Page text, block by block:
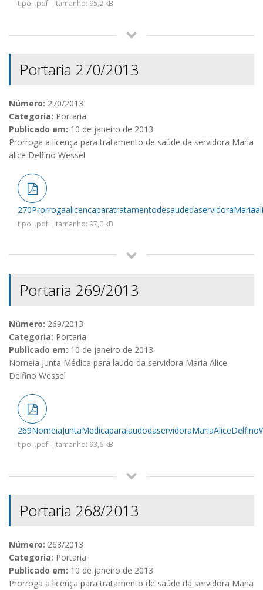
tipo: .pdf | tamanho: 95,2 kB
Portaria 270/2013
Número: 270/2013
Categoria: Portaria
Publicado em: 10 de janeiro de 2013
Prorroga a licença para tratamento de saúde da servidora Maria
alice Delfino Wessel
tipo: .pdf | tamanho: 97,0 kB
Portaria 269/2013
Número: 269/2013
Categoria: Portaria
Publicado em: 10 de janeiro de 2013
Nomeia Junta Médica para laudo da servidora Maria Alice
Delfino Wessel
tipo: .pdf | tamanho: 93,6 kB
Portaria 268/2013
Número: 268/2013
Categoria: Portaria
Publicado em: 10 de janeiro de 2013
Prorroga a licença para tratamento de saúde da servidora Maria